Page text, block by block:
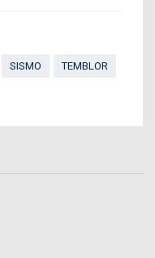
SISMO TEMBLOR